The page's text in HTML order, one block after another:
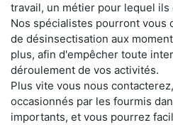
travail, un métier pour lequel ils
Nos spécialistes pourront vous
de désinsectisation aux
plus, afin d'empêcher toute
déroulement de vos activités.
Plus vite vous nous
occasionnés par les fourmis
importants, et vous pourrez